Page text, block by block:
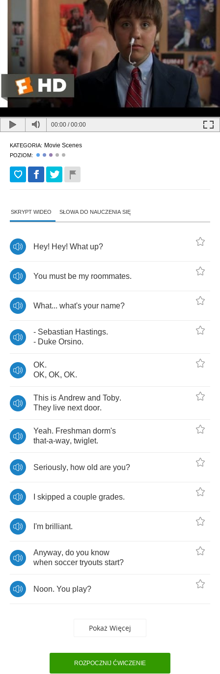
00:00 /00:00
KATEGORIA: Movie Scenes
POZIOM:
SKRYPT WIDEO SŁOWA DO NAUCZENIA SIĘ
Hey! Hey! What up?
You must be my roommates.
What... what's your name?
- Sebastian Hastings.
- Duke Orsino.
OK.
OK, OK, OK.
This is Andrew and Toby.
They live next door.
Yeah. Freshman dorm's
that-a-way, twiglet.
Seriously, how old are you?
skipped a couple grades.
I'm brilliant.
Anyway, do you know
when soccer tryouts start?
Noon. You play?
Pokaż Więcej
ROZPOCZNIJ ĆWICZENIE